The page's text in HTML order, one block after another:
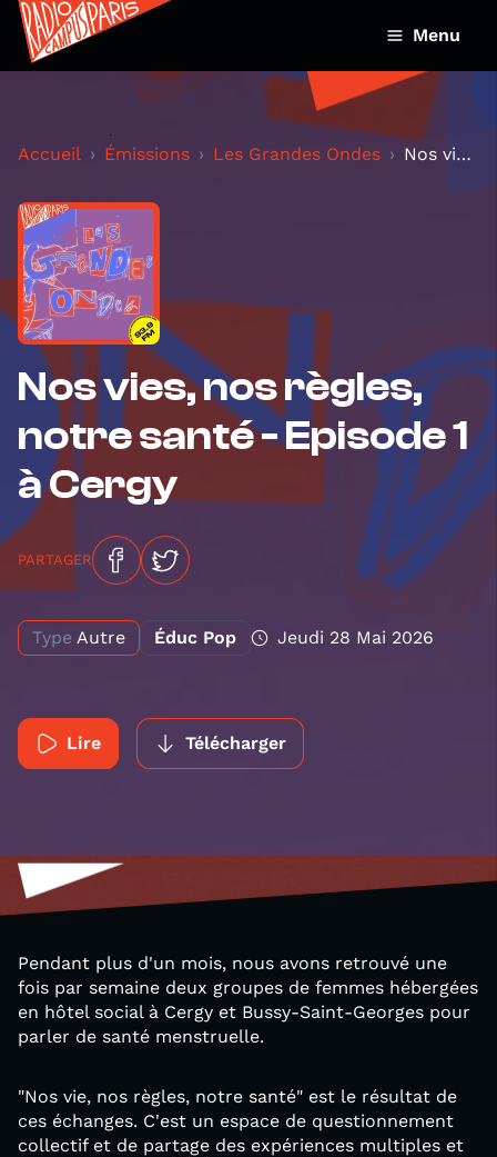
Menu
Accueil Émissions Les Grandes Ondes Nos vies, nos règles, notre santé - Episode 1 à Ce...
Nos vies, nos règles,
notre santé - Episode 1
à Cergy
PARTAGER
Type Autre Éduc Pop Jeudi 28 Mai 2026
Lire Télécharger
Pendant plus d'un mois, nous avons retrouvé une
fois par semaine deux groupes de femmes hébergées
en hôtel social à Cergy et Bussy-Saint-Georges pour
parler de santé menstruelle.
"Nos vie, nos règles, notre santé" est le résultat de
ces échanges. C'est un espace de questionnement
collectif et de partage des expériences multiples et